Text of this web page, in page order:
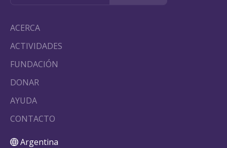
ACERCA
ACTIVIDADES
FUNDACIÓN
DONAR
AYUDA
CONTACTO
Argentina